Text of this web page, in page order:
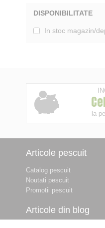
DISPONIBILITATE
In stoc magazin/
la
Articole pescuit
Catalog pescuit
Noutati pescuit
Promotii pescuit
Articole din blog